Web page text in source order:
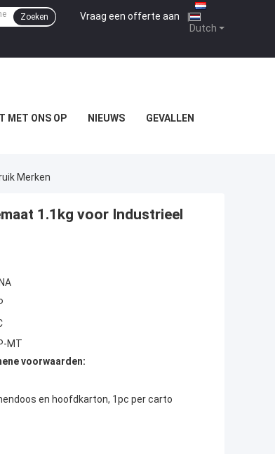
Dutch
Vraag een offerte aan |
Zoeken
MET ONS OP NIEUWS GEVALLEN
Merken
1.1kg voor Industrieel
MT
voorwaarden:
en hoofdkarton, 1pc per carto